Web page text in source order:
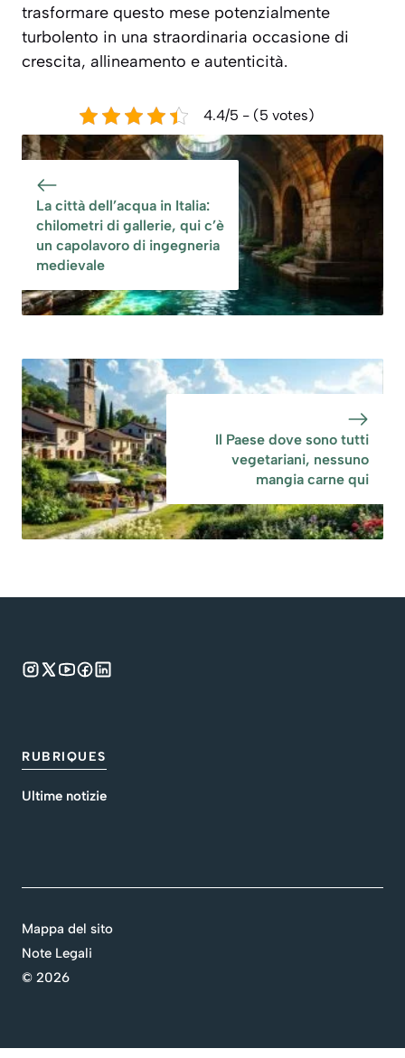
trasformare questo mese potenzialmente
turbolento in una straordinaria occasione di
crescita, allineamento e autenticità.
4.4/5 - (5 votes)
La città dell’acqua in Italia:
chilometri di gallerie, qui c’è
un capolavoro di ingegneria
medievale
Il Paese dove sono tutti
vegetariani, nessuno
mangia carne qui
RUBRIQUES
Ultime notizie
© 2026
Mappa del sito
Note Legali